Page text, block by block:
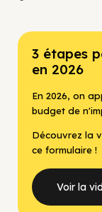
3 étapes
en 2026
En 2026, on
budget de
Découvrez la
ce formulaire !
Voir la